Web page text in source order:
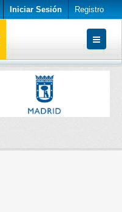
Iniciar Sesión Registro